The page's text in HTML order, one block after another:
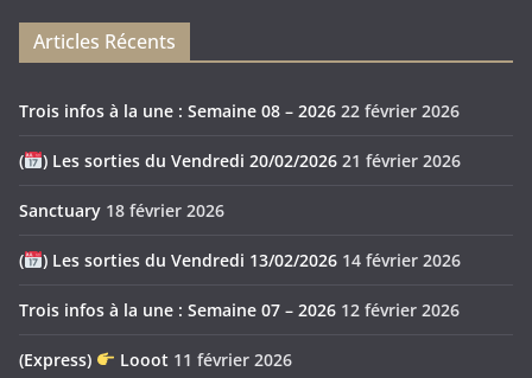
Articles Récents
Trois infos à la une : Semaine 08 – 2026 22 février 2026
( ) Les sorties du Vendredi 20/02/2026 21 février 2026
Sanctuary 18 février 2026
( ) Les sorties du Vendredi 13/02/2026 14 février 2026
Trois infos à la une : Semaine 07 – 2026 12 février 2026
(Express) Looot 11 février 2026